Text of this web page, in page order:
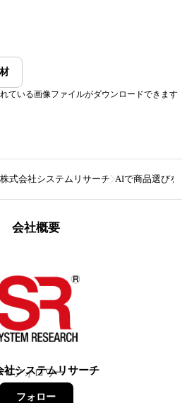
ている画像ファイルがダウンロードできます
株式会社システムリサーチ AIで商品選びをし
会社概要
社システムリサーチ
6フォロワー
フォロー